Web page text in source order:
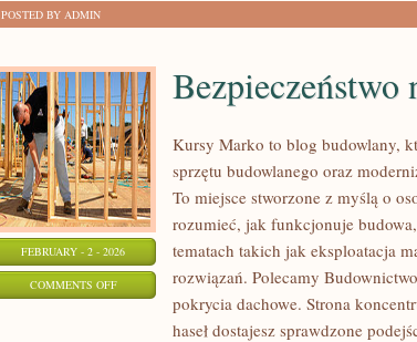
POSTED BY ADMIN
FEBRUARY - 2 - 2026
COMMENTS OFFON
BEZPIECZEŃSTWO
Bezpieczeństwo
Kursy Marko to blog budowlany,
sprzętu budowlanego oraz
To miejsce stworzone z myślą o
rozumieć, jak funkcjonuje
tematach takich jak eksploatacja
rozwiązań. Polecamy
pokrycia dachowe. Strona
haseł dostajesz sprawdzone